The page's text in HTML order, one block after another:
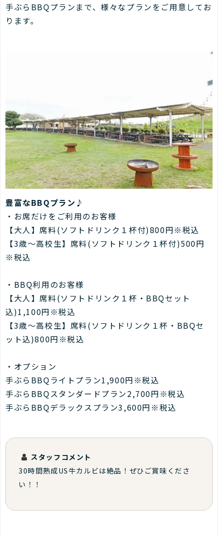
手ぶらBBQプランまで、様々なプランをご用意してお
ります。
豊富なBBQプラン♪
・お席だけをご利用のお客様
【大人】席料(ソフトドリンク１杯付)800円※税込
【3歳～高校生】席料(ソフトドリンク１杯付)500円
※税込
・BBQ利用のお客様
【大人】席料(ソフトドリンク１杯・BBQセット
込)1,100円※税込
【3歳～高校生】席料(ソフトドリンク１杯・BBQセ
ット込)800円※税込
・オプション
手ぶらBBQライトプラン1,900円※税込
手ぶらBBQスタンダードプラン2,700円※税込
手ぶらBBQデラックスプラン3,600円※税込
スタッフコメント
30時間熟成US牛カルビは絶品！ぜひご賞味くださ
い！！